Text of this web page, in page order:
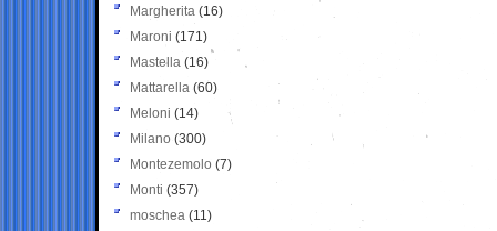
Margherita (16)
Maroni (171)
Mastella (16)
Mattarella (60)
Meloni (14)
Milano (300)
Montezemolo (7)
Monti (357)
moschea (11)